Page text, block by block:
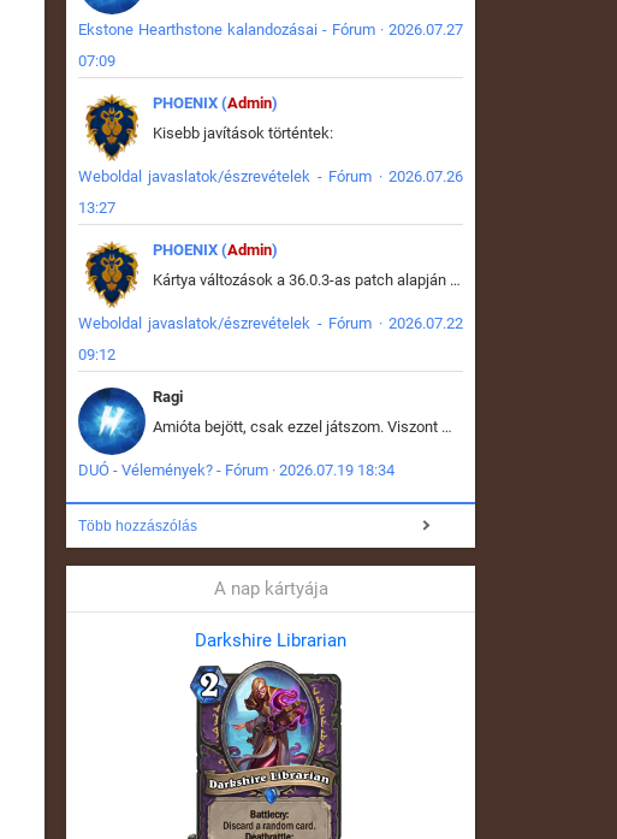
Ekstone Hearthstone kalandozásai - Fórum · 2026.07.27
07:09
PHOENIX (Admin)
Kisebb javítások történtek:
Weboldal javaslatok/észrevételek - Fórum · 2026.07.26
13:27
PHOENIX (Admin)
Kártya változások a 36.0.3-as patch alapján frissítve az adatbázisban (képek is cserélve).
Weboldal javaslatok/észrevételek - Fórum · 2026.07.22
09:12
Ragi
Amióta bejött, csak ezzel játszom. Viszont mint minden más - akár az alapjáték is, ez is baromira összetett lett. Néha már pár kör után is esélytelen az egész. Vagy irreállisan túltápol valaki, vagy lelép a partner, vagy csak hülye mint a segg. És amikor eljönne az én időm, na akkor jön el mindenki másé is. Engem jobban érdekelne, hogy ki milyen ratingen szokott játszani. Na ez lenne egy érdekes adat.
DUÓ - Vélemények? - Fórum · 2026.07.19 18:34
Több hozzászólás
A nap kártyája
Darkshire Librarian